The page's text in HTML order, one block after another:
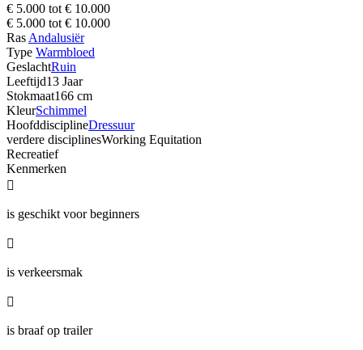
€ 5.000 tot € 10.000
€ 5.000 tot € 10.000
Ras Andalusiër
Type Warmbloed
GeslachtRuin
Leeftijd13 Jaar
Stokmaat166 cm
KleurSchimmel
HoofddisciplineDressuur
verdere disciplinesWorking Equitation
Recreatief
Kenmerken

is geschikt voor beginners

is verkeersmak

is braaf op trailer